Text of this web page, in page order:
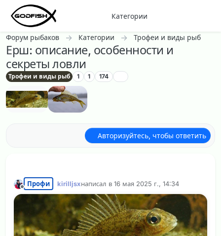
Перейти к содержанию
Категории
Форум рыбаков Категории Трофеи и виды рыб
Ерш: описание, особенности и
секреты ловли
Трофеи и виды рыб 1 1 174
Авторизуйтесь, чтобы ответить
Не в сети
Профи kirilljsxнаписал в 16 мая 2025 г., 14:34
отредактировано